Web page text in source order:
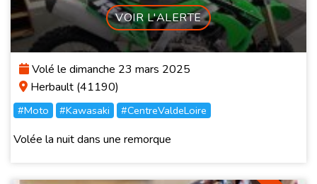
VOIR L'ALERTE
Volé le dimanche 23 mars 2025
Herbault (41190)
#Moto #Kawasaki #CentreValdeLoire
Volée la nuit dans une remorque